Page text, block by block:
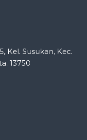
Kel. Susukan, Kec.
13750